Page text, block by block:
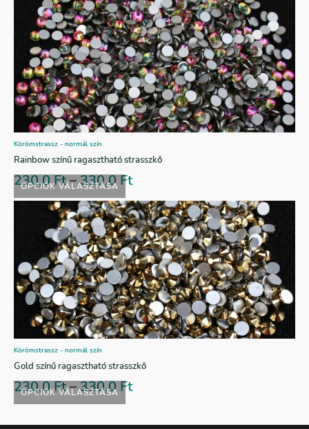
OPCIÓK VÁLASZTÁSA
Körömstrassz - normál szín
Rainbow színű ragasztható strasszkő
230,0Ft–330,0Ft
OPCIÓK VÁLASZTÁSA
Körömstrassz - normál szín
Gold színű ragasztható strasszkő
230,0Ft–330,0Ft